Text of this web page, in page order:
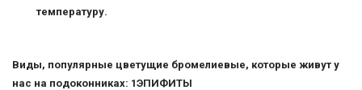
температуру.
Виды, популярные цветущие бромелиевые, которые живут у
нас на подоконниках: 1ЭПИФИТЫ